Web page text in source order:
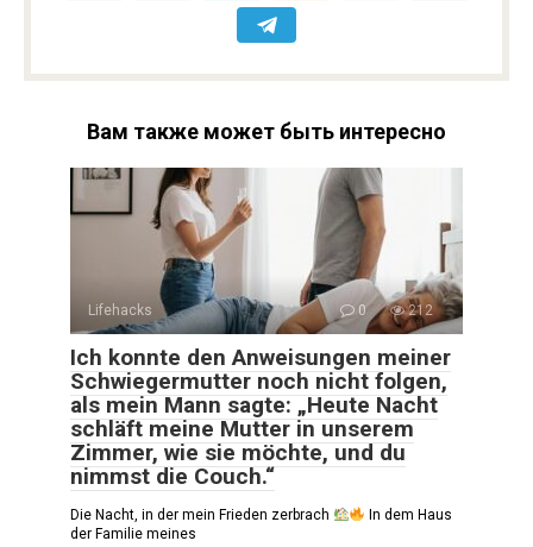
Вам также может быть интересно
Lifehacks 0 212
Ich konnte den Anweisungen meiner
Schwiegermutter noch nicht folgen,
als mein Mann sagte: „Heute Nacht
schläft meine Mutter in unserem
Zimmer, wie sie möchte, und du
nimmst die Couch.“
Die Nacht, in der mein Frieden zerbrach
In dem Haus
der Familie meines